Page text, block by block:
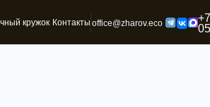
Контактыoffice@zharov.eco
+7 (495) 196-82-
05